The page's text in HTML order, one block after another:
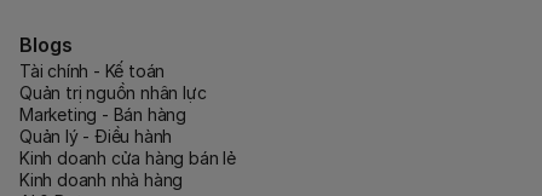
Blogs
Tài chính - Kế toán
Quản trị nguồn nhân lực
Marketing - Bán hàng
Quản lý - Điều hành
Kinh doanh cửa hàng bán lẻ
Kinh doanh nhà hàng